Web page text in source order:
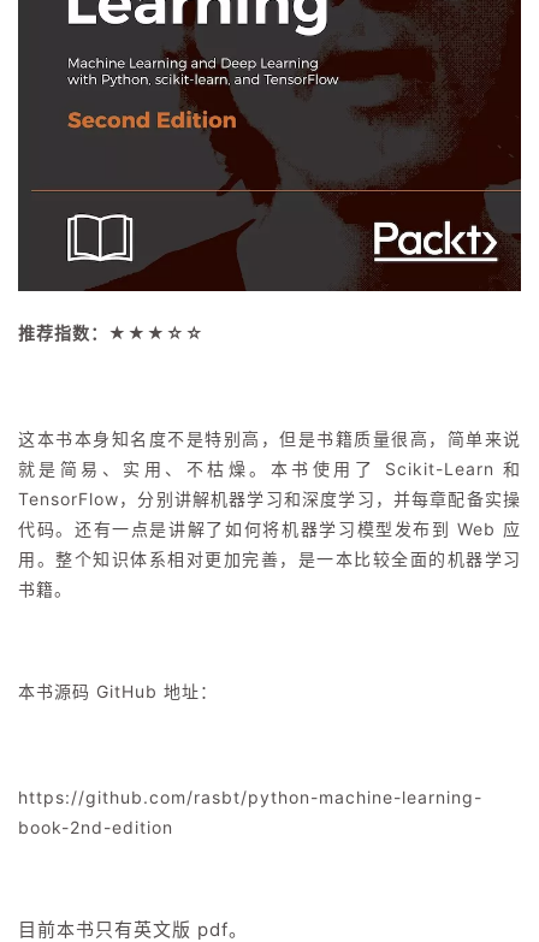
推荐指数： ★ ★ ★☆☆
这本书本身知名度不是特别高，但是书籍质量很高，简单来说
就是简易、实用、不枯燥。本书使用了 Scikit-Learn 和
TensorFlow，分别讲解机器学习和深度学习，并每章配备实操
代码。还有一点是讲解了如何将机器学习模型发布到 Web 应
用。整个知识体系相对更加完善，是一本比较全面的机器学习
书籍。
本书源码 GitHub 地址：
https://github.com/rasbt/python-machine-learning-
book-2nd-edition
目前本书只有英文版 pdf。